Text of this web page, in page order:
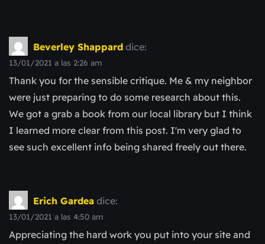
Beverley Shappard dice:
13/01/2021 a las 2:26 am
Thank you for the sensible critique. Me & my neighbor
were just preparing to do some research about this.
We got a grab a book from our local library but I think
I learned more clear from this post. I'm very glad to
see such excellent info being shared freely out there.
Erich Gardea dice:
13/01/2021 a las 4:50 am
Appreciating the hard work you put into your site and